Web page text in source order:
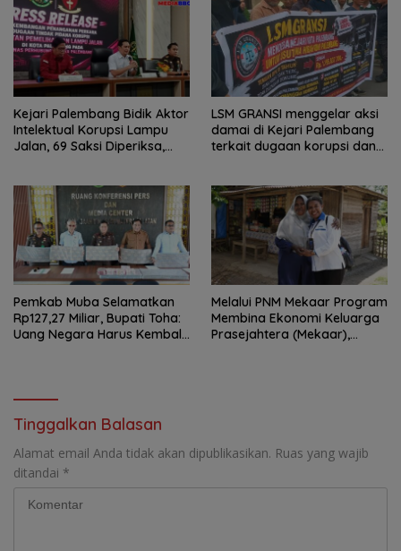
Kejari Palembang Bidik Aktor
Intelektual Korupsi Lampu
Jalan, 69 Saksi Diperiksa,
LSM GRANSI menggelar aksi
damai di Kejari Palembang
terkait dugaan korupsi dana
Pemkab Muba Selamatkan
Rp127,27 Miliar, Bupati Toha:
Uang Negara Harus Kembali
Melalui PNM Mekaar Program
Membina Ekonomi Keluarga
Prasejahtera (Mekaar),
Tinggalkan Balasan
Alamat email Anda tidak akan dipublikasikan. Ruas yang wajib
ditandai *